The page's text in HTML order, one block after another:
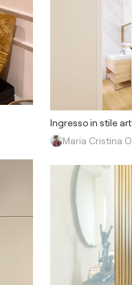
Ingresso in stile
Maria Cristina